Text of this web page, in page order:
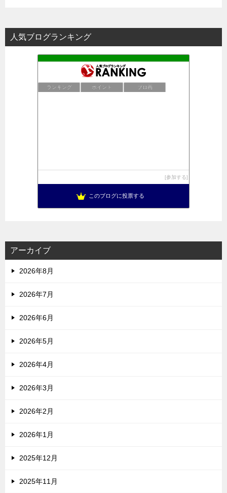
人気ブログランキング
ランキング ポイント ブロ画
参加する
このブログに投票する
アーカイブ
2026年8月
2026年7月
2026年6月
2026年5月
2026年4月
2026年3月
2026年2月
2026年1月
2025年12月
2025年11月